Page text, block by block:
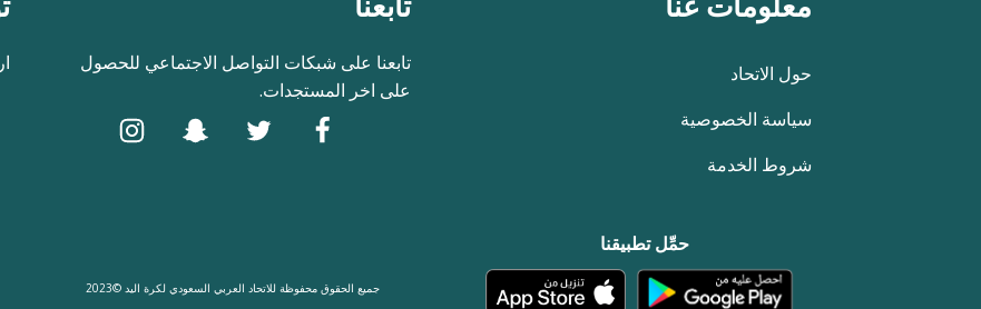
حول الاتحاد
سياسة الخصوصية
شروط الخدمة
تابعنا على شبكات التواصل الاجتماعي للحصول
على اخر المستجدات.
حمِّل تطبيقنا
جميع الحقوق محفوظة للاتحاد العربي السعودي لكرة اليد ©2023